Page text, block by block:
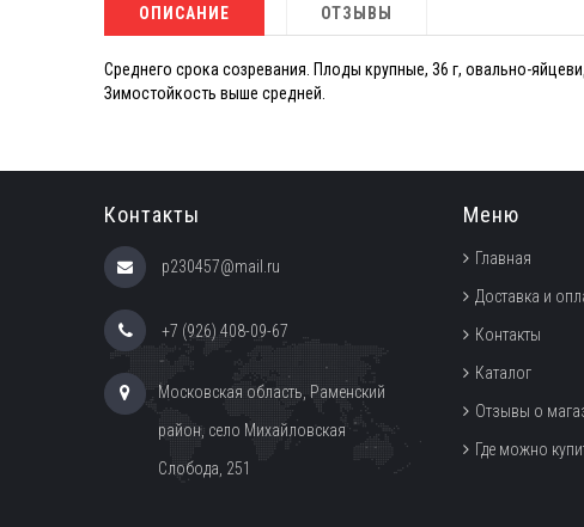
ОПИСАНИЕ ОТЗЫВЫ
Среднего срока созревания. Плоды крупные, 36 г, овально-
Зимостойкость выше средней.
Контакты
p230457@mail.ru
+7 (926) 408-09-67
Московская область, Раменский
район, село Михайловская
Слобода, 251
Меню
Главная
Доставка и
Контакты
Каталог
Отзывы о
Где можно